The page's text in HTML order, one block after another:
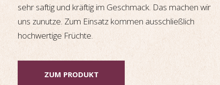
sehr saftig und kräftig im Geschmack. Das machen wir
uns zunutze. Zum Einsatz kommen ausschließlich
hochwertige Früchte.
ZUM PRODUKT